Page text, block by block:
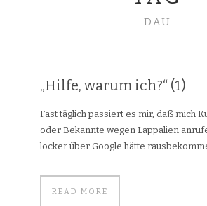
DAU
„Hilfe, warum ich?“ (1)
Fast täglich passiert es mir, daß mich
oder Bekannte wegen Lappalien
locker über Google hätte
READ MORE